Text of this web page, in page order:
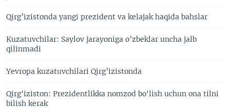
Qirg’izistonda yangi prezident va kelajak haqida bahslar
Kuzatuvchilar: Saylov jarayoniga o’zbeklar uncha jalb
qilinmadi
Yevropa kuzatuvchilari Qirg’izistonda
Qirg'iziston: Prezidentlikka nomzod bo'lish uchun ona tilni
bilish kerak